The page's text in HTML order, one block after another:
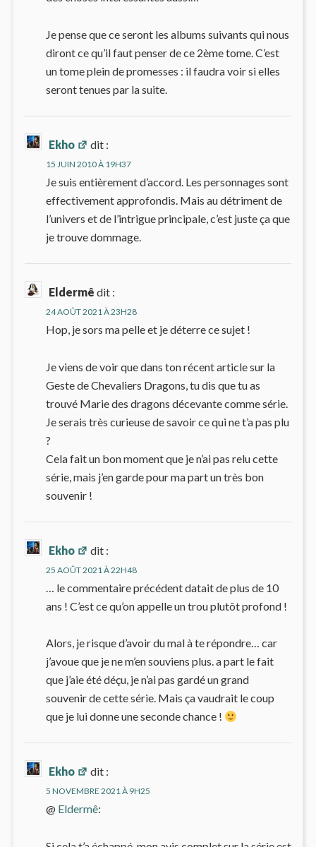
Je pense que ce seront les albums suivants qui nous
diront ce qu’il faut penser de ce 2ème tome. C’est
un tome plein de promesses : il faudra voir si elles
seront tenues par la suite.
Ekho dit :
15 JUIN 2010 À 19H37
Je suis entièrement d’accord. Les personnages sont
effectivement approfondis. Mais au détriment de
l’univers et de l’intrigue principale, c’est juste ça que
je trouve dommage.
Eldermê dit :
24 AOÛT 2021 À 23H28
Hop, je sors ma pelle et je déterre ce sujet !
Je viens de voir que dans ton récent article sur la
Geste de Chevaliers Dragons, tu dis que tu as
trouvé Marie des dragons décevante comme série.
Je serais très curieuse de savoir ce qui ne t’a pas plu
?
Cela fait un bon moment que je n’ai pas relu cette
série, mais j’en garde pour ma part un très bon
souvenir !
Ekho dit :
25 AOÛT 2021 À 22H48
… le commentaire précédent datait de plus de 10
ans ! C’est ce qu’on appelle un trou plutôt profond !
Alors, je risque d’avoir du mal à te répondre… car
j’avoue que je ne m’en souviens plus. a part le fait
que j’aie été déçu, je n’ai pas gardé un grand
souvenir de cette série. Mais ça vaudrait le coup
que je lui donne une seconde chance !
Ekho dit :
5 NOVEMBRE 2021 À 9H25
@ Eldermê: